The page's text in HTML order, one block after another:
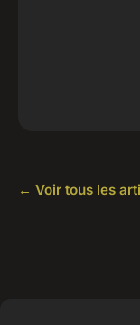
← Voir tous les